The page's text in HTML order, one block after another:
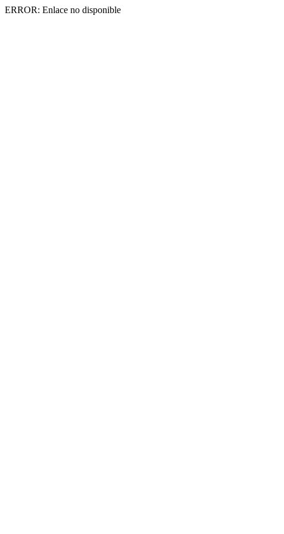
ERROR: Enlace no disponible